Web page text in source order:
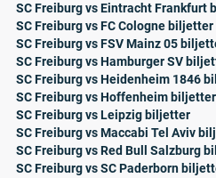
SC Freiburg vs Eintracht Frankfurt
SC Freiburg vs FC Cologne biljetter
SC Freiburg vs FSV Mainz 05
SC Freiburg vs Hamburger SV
SC Freiburg vs Heidenheim 1846
SC Freiburg vs Hoffenheim biljetter
SC Freiburg vs Leipzig biljetter
SC Freiburg vs Maccabi Tel Aviv
SC Freiburg vs Red Bull Salzburg
SC Freiburg vs SC Paderborn